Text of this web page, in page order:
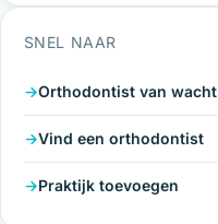
SNEL NAAR
Orthodontist van wacht
Vind een orthodontist
Praktijk toevoegen